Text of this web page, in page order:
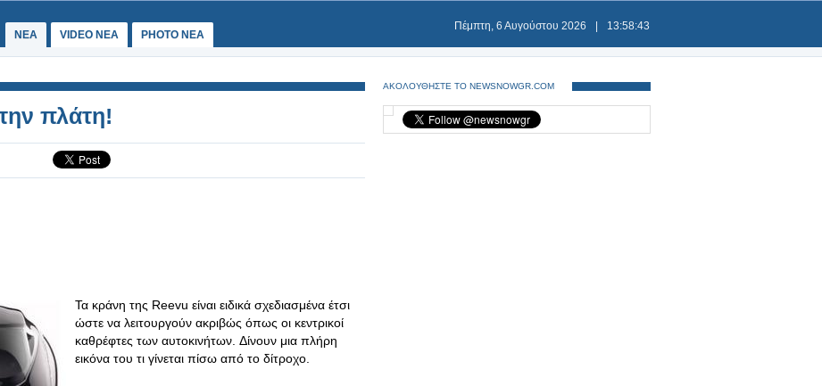
ΝΕΑ VIDEO NEA PHOTO NEA
Πέμπτη, 6 Αυγούστου 2026 13:58:44
πλάτη!
Τα κράνη της Reevu είναι ειδικά σχεδιασμένα έτσι
ώστε να λειτουργούν ακριβώς όπως οι κεντρικοί
καθρέφτες των αυτοκινήτων. Δίνουν μια πλήρη
εικόνα του τι γίνεται πίσω από το δίτροχο.
ΑΚΟΛΟΥΘΗΣΤΕ ΤΟ NEWSNOWGR.COM